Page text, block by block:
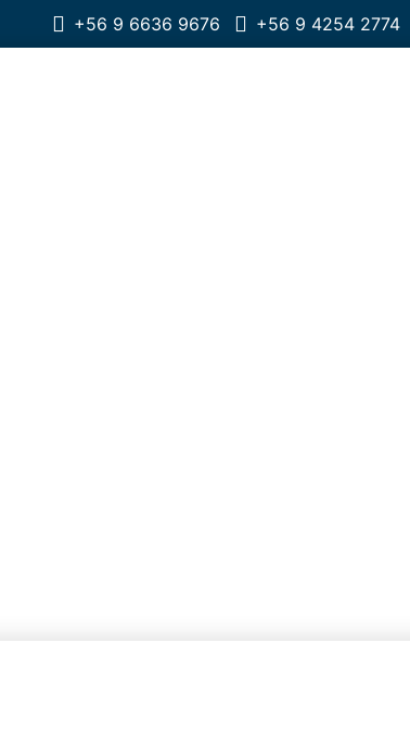
+56 9 6636 9676 +56 9 4254 2774